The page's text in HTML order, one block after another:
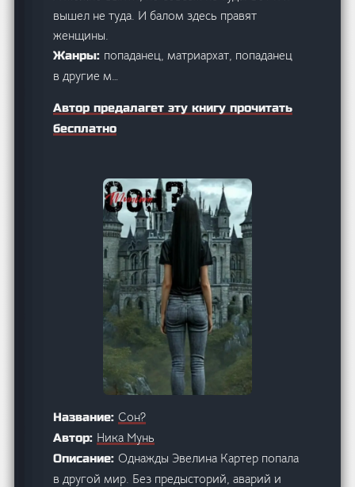
вышел не туда. И балом здесь правят
женщины.
Жанры: попаданец, матриархат, попаданец
в другие м…
Автор предалагет эту книгу прочитать
бесплатно
Название:Сон?
Автор: Ника Мунь
Описание:Однажды Эвелина Картер попала
в другой мир. Без предысторий, аварий и